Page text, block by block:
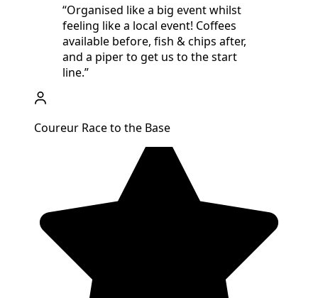
“Organised like a big event whilst
feeling like a local event! Coffees
available before, fish & chips after,
and a piper to get us to the start
line.”
Coureur Race to the Base